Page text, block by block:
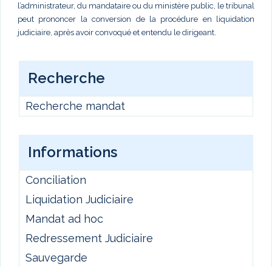
l’administrateur, du mandataire ou du ministère public, le tribunal
peut prononcer la conversion de la procédure en liquidation
judiciaire, après avoir convoqué et entendu le dirigeant.
Recherche
Recherche mandat
Informations
Conciliation
Liquidation Judiciaire
Mandat ad hoc
Redressement Judiciaire
Sauvegarde